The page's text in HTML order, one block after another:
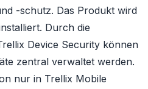
-schutz. Das Produkt wird
Durch die
Device Security können
zentral verwaltet werden.
nur in Trellix Mobile